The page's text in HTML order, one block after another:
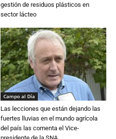
gestión de residuos plásticos en
sector lácteo
Campo al Día
Las lecciones que están dejando las
fuertes lluvias en el mundo agrícola
del país las comenta el Vice-